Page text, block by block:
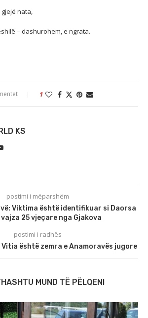
nata,
– dashurohem, e ngrata.
1
KS
postimi i mëparshëm
Viktima është identifikuar si Daorsa
25 vjeçare nga Gjakova
postimi i radhës
është zemra e Anamoravës jugore
MUND TË PËLQENI